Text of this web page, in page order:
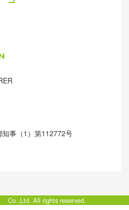
事（1）第112772号
Co.,Ltd. All rights reserved.